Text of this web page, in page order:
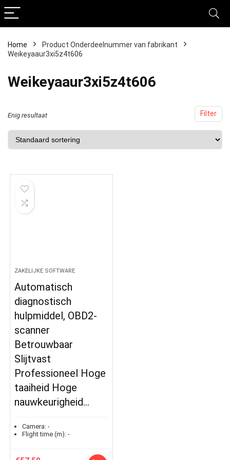
Home Product Onderdeelnummer van fabrikant
Weikeyaaur3xi5z4t606
‎Weikeyaaur3xi5z4t606
Filter
Enig resultaat
ZAKELIJKE SOFTWARE
Automatisch
diagnostisch
hulpmiddel, OBD2-
scanner
Betrouwbaar
Slijtvast
Professioneel Hoge
taaiheid Hoge
nauwkeurigheid…
Camera: -
Flight time (m): -